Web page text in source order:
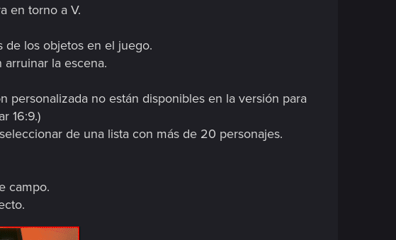
en torno a V.
de los objetos en el juego.
arruinar la escena.
personalizada no están disponibles en la versión para
16:9.)
de una lista con más de 20 personajes.
campo.